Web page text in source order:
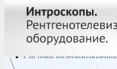
Металлодетекторы
Полиграфы
Противокражные системы
Рации и Аксессуары
Переговорные устройства
Системы видеонаблюдения